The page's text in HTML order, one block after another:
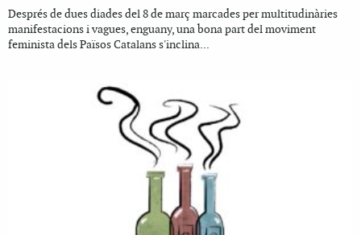
Després de dues diades del 8 de març marcades per multitudinàries
manifestacions i vagues, enguany, una bona part del moviment
feminista dels Països Catalans s'inclina...